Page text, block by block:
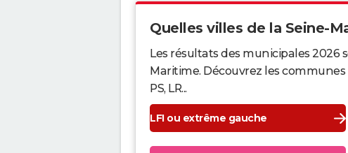
Quelles villes de la Seine-
Les résultats des municipales 2026
Maritime. Découvrez les
PS, LR...
LFI ou extrême gauche